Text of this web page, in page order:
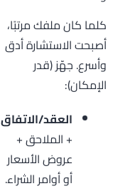
كلما كان ملفك مرتبًا،
أصبحت الاستشارة أدق
وأسرع. جهّز (قدر
الإمكان):
العقد/الاتفاق
+ الملاحق +
عروض الأسعار
أو أوامر الشراء.